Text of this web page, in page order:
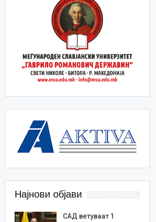
Најнови објави
САД ветуваат 1